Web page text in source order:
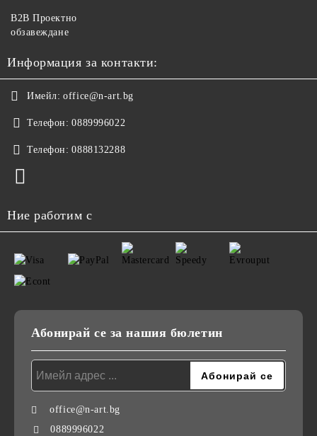
B2B Проектно
обзавеждане
Информация за контакти:
Имейл: office@n-art.bg
Телефон: 0889996022
Телефон: 0888132288
Ние работим с
Абонирай се за нашия бюлетин
office@n-art.bg
0889996022